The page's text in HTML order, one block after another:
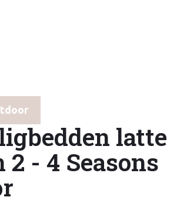
latte
2 - 4 Seasons